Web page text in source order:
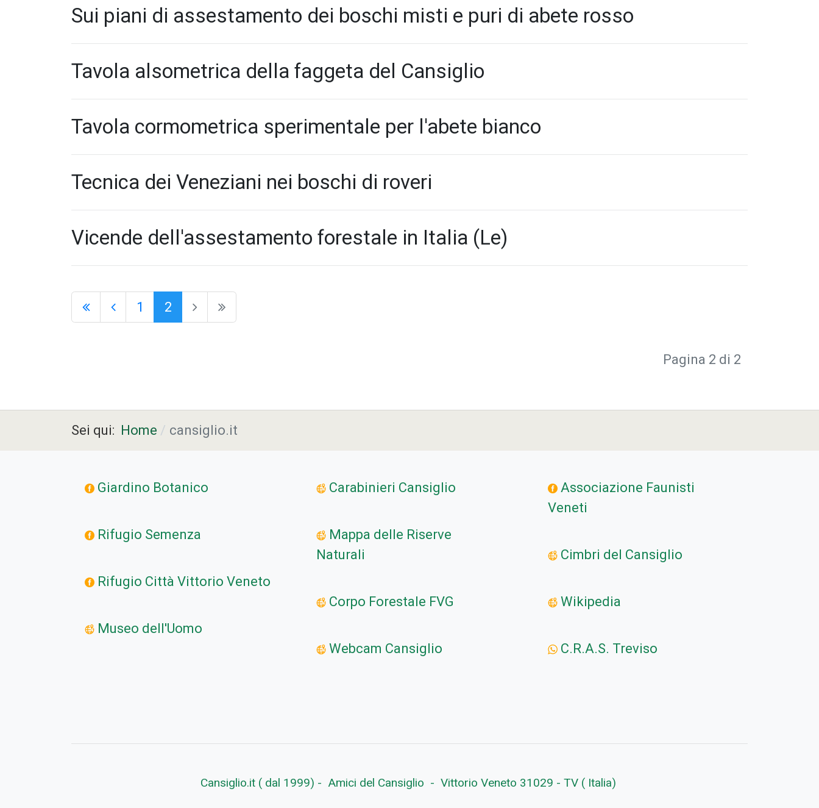
Sui piani di assestamento dei boschi misti e puri di abete rosso
Tavola alsometrica della faggeta del Cansiglio
Tavola cormometrica sperimentale per l'abete bianco
Tecnica dei Veneziani nei boschi di roveri
Vicende dell'assestamento forestale in Italia (Le)
1 2
Pagina 2 di 2
Sei qui: Home cansiglio.it
Giardino Botanico
Rifugio Semenza
Rifugio Città Vittorio Veneto
Museo dell'Uomo
Carabinieri Cansiglio
Mappa delle Riserve
Naturali
Corpo Forestale FVG
Webcam Cansiglio
Associazione Faunisti
Veneti
Cimbri del Cansiglio
Wikipedia
C.R.A.S. Treviso
Cansiglio.it ( dal 1999) - Amici del Cansiglio - Vittorio Veneto 31029 - TV ( Italia)